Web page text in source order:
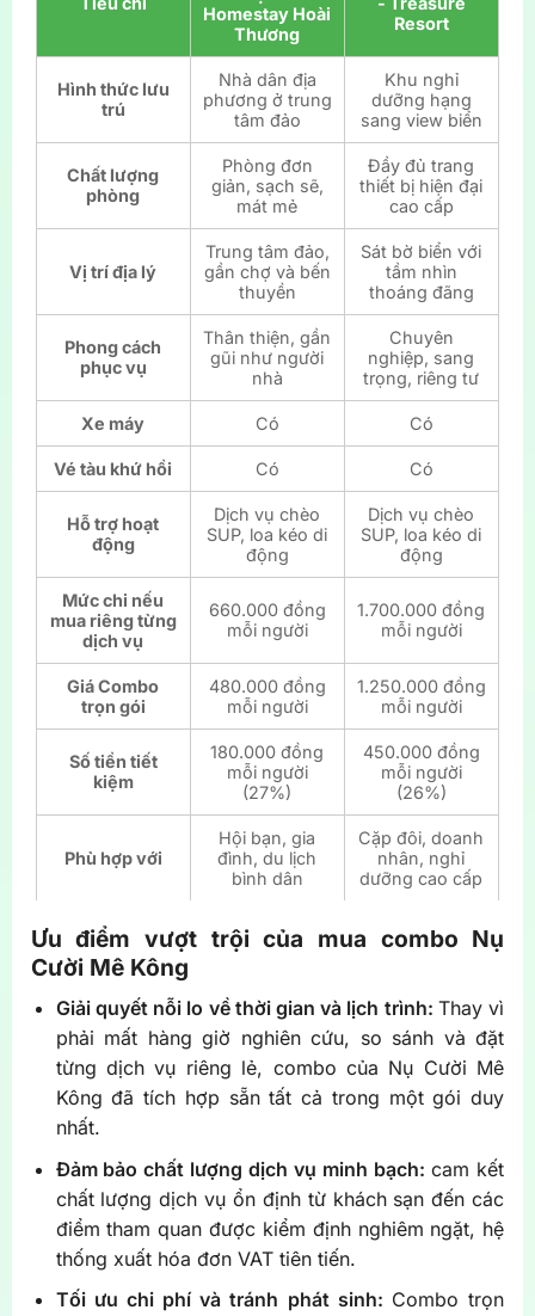
Homestay Hoài
Thương
Resort
Hình thức lưu
trú
Nhà dân địa
phương ở trung
tâm đảo
Khu nghỉ
dưỡng hạng
sang view biển
Chất lượng
phòng
Phòng đơn
giản, sạch sẽ,
mát mẻ
Đầy đủ trang
thiết bị hiện đại
cao cấp
Vị trí địa lý
Trung tâm đảo,
gần chợ và bến
thuyền
Sát bờ biển với
tầm nhìn
thoáng đãng
Phong cách
phục vụ
Thân thiện, gần
gũi như người
nhà
Chuyên
nghiệp, sang
trọng, riêng tư
Xe máy Có Có
Vé tàu khứ hồi Có Có
Hỗ trợ hoạt
động
Dịch vụ chèo
SUP, loa kéo di
động
Dịch vụ chèo
SUP, loa kéo di
động
Mức chi nếu
mua riêng từng
dịch vụ
660.000 đồng
mỗi người
1.700.000 đồng
mỗi người
Giá Combo
trọn gói
480.000 đồng
mỗi người
1.250.000 đồng
mỗi người
Số tiền tiết
kiệm
180.000 đồng
mỗi người
(27%)
450.000 đồng
mỗi người
(26%)
Phù hợp với
Hội bạn, gia
đình, du lịch
bình dân
Cặp đôi, doanh
nhân, nghỉ
dưỡng cao cấp
Ưu điểm vượt trội của mua combo Nụ
Cười Mê Kông
Giải quyết nỗi lo về thời gian và lịch trình: Thay vì
phải mất hàng giờ nghiên cứu, so sánh và đặt
từng dịch vụ riêng lẻ, combo của Nụ Cười Mê
Kông đã tích hợp sẵn tất cả trong một gói duy
nhất.
Đảm bảo chất lượng dịch vụ minh bạch: cam kết
chất lượng dịch vụ ổn định từ khách sạn đến các
điểm tham quan được kiểm định nghiêm ngặt, hệ
thống xuất hóa đơn VAT tiên tiến.
Tối ưu chi phí và tránh phát sinh: Combo trọn